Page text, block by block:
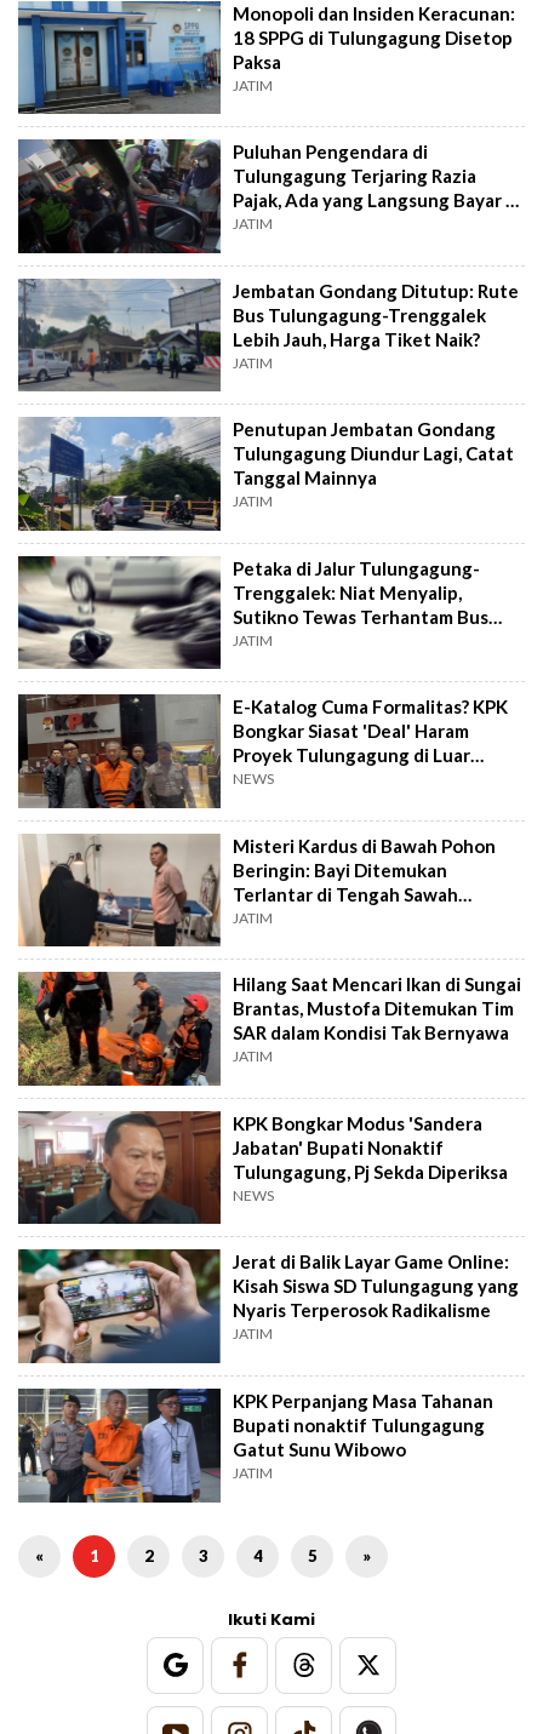
Monopoli dan Insiden Keracunan:
18 SPPG di Tulungagung Disetop
Paksa
JATIM
Puluhan Pengendara di
Tulungagung Terjaring Razia
Pajak, Ada yang Langsung Bayar di
Tempat
JATIM
Jembatan Gondang Ditutup: Rute
Bus Tulungagung-Trenggalek
Lebih Jauh, Harga Tiket Naik?
JATIM
Penutupan Jembatan Gondang
Tulungagung Diundur Lagi, Catat
Tanggal Mainnya
JATIM
Petaka di Jalur Tulungagung-
Trenggalek: Niat Menyalip,
Sutikno Tewas Terhantam Bus
Bagong
JATIM
E-Katalog Cuma Formalitas? KPK
Bongkar Siasat 'Deal' Haram
Proyek Tulungagung di Luar
Sistem
NEWS
Misteri Kardus di Bawah Pohon
Beringin: Bayi Ditemukan
Terlantar di Tengah Sawah
Tulungagung
JATIM
Hilang Saat Mencari Ikan di Sungai
Brantas, Mustofa Ditemukan Tim
SAR dalam Kondisi Tak Bernyawa
JATIM
KPK Bongkar Modus 'Sandera
Jabatan' Bupati Nonaktif
Tulungagung, Pj Sekda Diperiksa
NEWS
Jerat di Balik Layar Game Online:
Kisah Siswa SD Tulungagung yang
Nyaris Terperosok Radikalisme
JATIM
KPK Perpanjang Masa Tahanan
Bupati nonaktif Tulungagung
Gatut Sunu Wibowo
JATIM
« 1 2 3 4 5 »
Ikuti Kami